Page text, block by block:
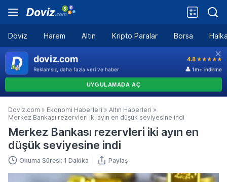
Döviz Harem Altın Kripto Paralar Borsa
Doviz.com » Ekonomi Haberleri » Altın Haberleri »
Merkez Bankası rezervleri iki ayın en düşük seviyesine indi
Merkez Bankası rezervleri iki ayın en
düşük seviyesine indi
Okuma Süresi: 1 Dakika Paylaş